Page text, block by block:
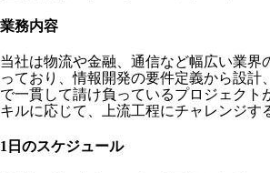
業務内容
当社は物流や金融、通信など幅広い業界
っており、情報開発の要件定義から設計
で一貫して請け負っているプロジェクト
キルに応じて、上流工程にチャレンジす
1日のスケジュール